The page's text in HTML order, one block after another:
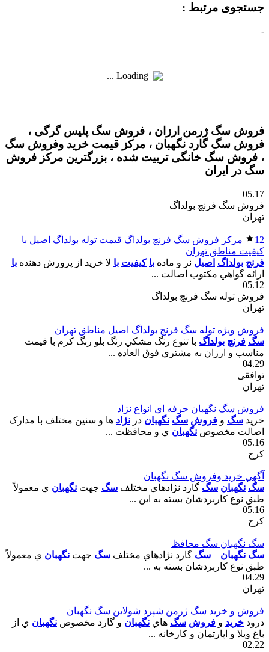
جستجوی مرتبط :
-
Loading ...
فروش سگ ژرمن ارزان ، فروش سگ پلیس گرگی ،
فروش سگ گارد نگهبان ، مرکز قیمت خرید وفروش سگ
، فروش سگ خانگی تربیت شده ، بزرگترین مرکز فروش
سگ در ایران
05.17
فروش سگ فرنچ بولداگ
تهران
12
مرکز فروش سگ فرنچ بولداگ قيمت توله بولداگ اصيل با
کيفيت مناطق تهران
فرنچ بولداگ اصيل نر و ماده با کيفيت با لا خريد از پرورش دهنده با
ارائه گواهي مکتوب اصالت ...
05.12
فروش توله سگ فرنچ بولداگ
تهران
فروش ويژه توله سگ فرنچ بولداگ اصيل مناطق تهران
سگ فرنچ بولداگ با تنوع رنگ مشکي رنگ بلو رنگ کرم با قيمت
مناسب و ارزان به مشتري فوق العاده ...
04.29
توافقی
تهران
فروش سگ نگهبان حرفه اي انواع نژاد
خريد سگ و فروش سگ نگهبان در نژاد ها و سنين مختلف با مدارک
اصالت مخصوص نگهبان ي و محافظت ...
05.16
کرج
آگهي خريد وفروش سگ نگهبان
سگ نگهبان سگ گارد نژادهاي مختلف سگ جهت نگهبان ي معمولاً
طبق نوع کاربردشان بسته به اين ...
05.16
کرج
سگ نگهبان سگ محافظ
سگ نگهبان – سگ گارد نژادهاي مختلف سگ جهت نگهبان ي معمولاً
طبق نوع کاربردشان بسته به ...
04.29
تهران
فروش و خريد سگ ژرمن شپرد شولاين سگ نگهبان
درود خريد و فروش سگ هاي نگهبان و گارد مخصوص نگهبان ي از
باغ ويلا و اپارتمان و کارخانه ...
02.22